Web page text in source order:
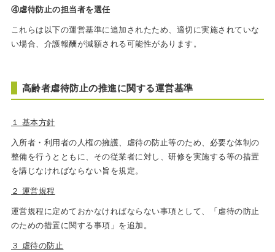
④虐待防止の担当者を選任
これらは以下の運営基準に追加されたため、適切に実施されていな
い場合、介護報酬が減額される可能性があります。
高齢者虐待防止の推進に関する運営基準
１ 基本方針
入所者・利用者の人権の擁護、虐待の防止等のため、必要な体制の
整備を行うとともに、その従業者に対し、研修を実施する等の措置
を講じなければならない旨を規定。
２ 運営規程
運営規程に定めておかなければならない事項として、「虐待の防止
のための措置に関する事項」を追加。
３ 虐待の防止